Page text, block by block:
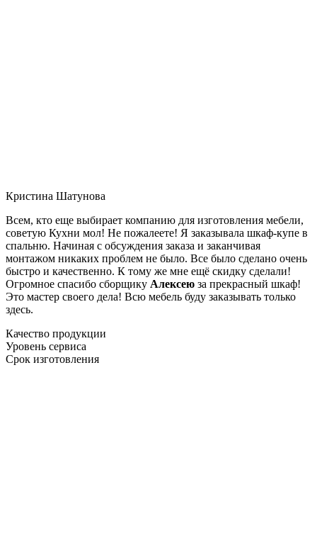
Кристина Шатунова
Всем, кто еще выбирает компанию для изготовления мебели,
советую Кухни мол! Не пожалеете! Я заказывала шкаф-купе в
спальню. Начиная с обсуждения заказа и заканчивая
монтажом никаких проблем не было. Все было сделано очень
быстро и качественно. К тому же мне ещё скидку сделали!
Огромное спасибо сборщику Алексею за прекрасный шкаф!
Это мастер своего дела! Всю мебель буду заказывать только
здесь.
Качество продукции
Уровень сервиса
Срок изготовления